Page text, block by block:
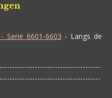
Serie 6601-6603 - Langs de